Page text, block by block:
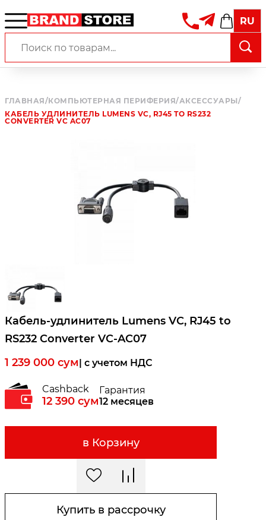
RU
ГЛАВНАЯ/КОМПЬЮТЕРНАЯ ПЕРИФЕРИЯ/АКСЕССУАРЫ/
КАБЕЛЬ УДЛИНИТЕЛЬ LUMENS VC, RJ45 TO RS232
CONVERTER VC AC07
Кабель-удлинитель Lumens VC, RJ45 to
RS232 Converter VC-AC07
1 239 000 сум| c учетом НДС
Cashback
12 390 сум
Гарантия
12 месяцев
в Корзину
Купить в рассрочку